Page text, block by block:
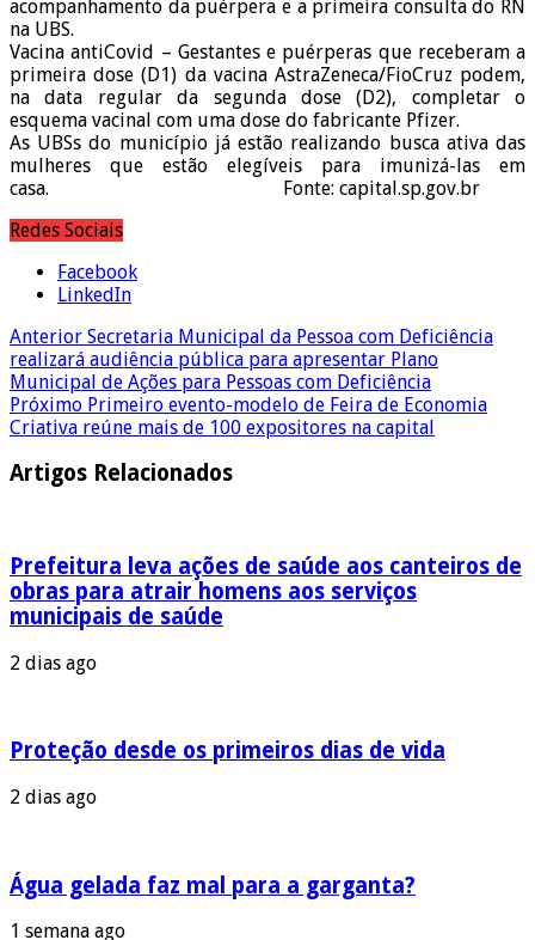
acompanhamento da puérpera e a primeira consulta do RN
na UBS.
Vacina antiCovid – Gestantes e puérperas que receberam a
primeira dose (D1) da vacina AstraZeneca/FioCruz podem,
na data regular da segunda dose (D2), completar o
esquema vacinal com uma dose do fabricante Pfizer.
As UBSs do município já estão realizando busca ativa das
mulheres que estão elegíveis para imunizá-las em
casa. Fonte: capital.sp.gov.br
Redes Sociais
Facebook
LinkedIn
Anterior Secretaria Municipal da Pessoa com Deficiência
realizará audiência pública para apresentar Plano
Municipal de Ações para Pessoas com Deficiência
Próximo Primeiro evento-modelo de Feira de Economia
Criativa reúne mais de 100 expositores na capital
Artigos Relacionados
Prefeitura leva ações de saúde aos canteiros de
obras para atrair homens aos serviços
municipais de saúde
2 dias ago
Proteção desde os primeiros dias de vida
2 dias ago
Água gelada faz mal para a garganta?
1 semana ago